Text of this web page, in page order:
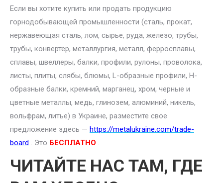
Если вы хотите купить или продать продукцию
горнодобывающей промышленности (сталь, прокат,
нержавеющая сталь, лом, сырье, руда, железо, трубы,
трубы, конвертер, металлургия, металл, ферросплавы,
сплавы, швеллеры, балки, профили, рулоны, проволока,
листы, плиты, слябы, блюмы, L-образные профили, H-
образные балки, кремний, марганец, хром, черные и
цветные металлы, медь, глинозем, алюминий, никель,
вольфрам, литье) в Украине, разместите свое
предложение здесь — https://metalukraine.com/trade-
board . Это БЕСПЛАТНО .
ЧИТАЙТЕ НАС ТАМ, ГДЕ